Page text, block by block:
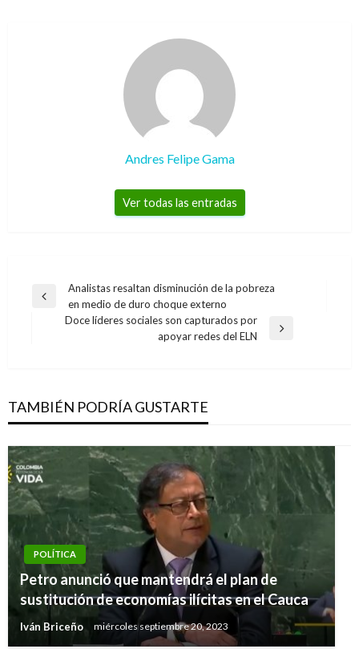
Andres Felipe Gama
Ver todas las entradas
Navegación
Entrada
anterior
Analistas resaltan disminución de la pobreza
en medio de duro choque externo
Doce líderes sociales son capturados por
apoyar redes del ELN
TAMBIÉN PODRÍA GUSTARTE
POLÍTICA
Petro anunció que mantendrá el plan de
sustitución de economías ilícitas en el Cauca
Iván Briceño miércoles septiembre 20, 2023